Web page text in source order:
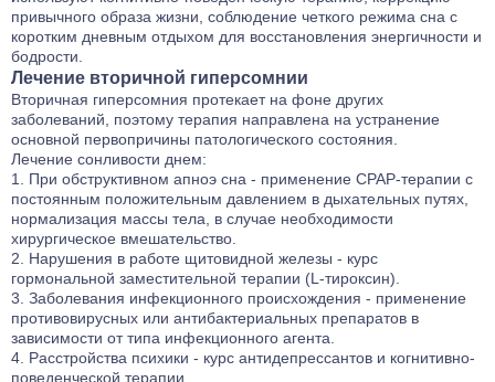
привычного образа жизни, соблюдение четкого режима сна с
коротким дневным отдыхом для восстановления энергичности и
бодрости.
Лечение вторичной гиперсомнии
Вторичная гиперсомния протекает на фоне других
заболеваний, поэтому терапия направлена на устранение
основной первопричины патологического состояния.
Лечение сонливости днем:
При обструктивном апноэ сна - применение CPAP-терапии с
постоянным положительным давлением в дыхательных путях,
нормализация массы тела, в случае необходимости
хирургическое вмешательство.
Нарушения в работе щитовидной железы - курс
гормональной заместительной терапии (L-тироксин).
Заболевания инфекционного происхождения - применение
противовирусных или антибактериальных препаратов в
зависимости от типа инфекционного агента.
Расстройства психики - курс антидепрессантов и когнитивно-
поведенческой терапии.